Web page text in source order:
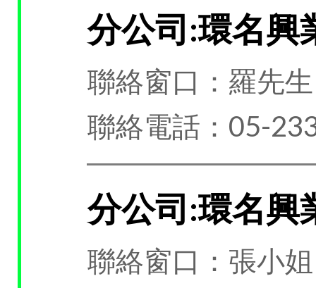
分公司:環名興
聯絡窗口：羅先生
聯絡電話：05-
分公司:環名興
聯絡窗口：張小姐